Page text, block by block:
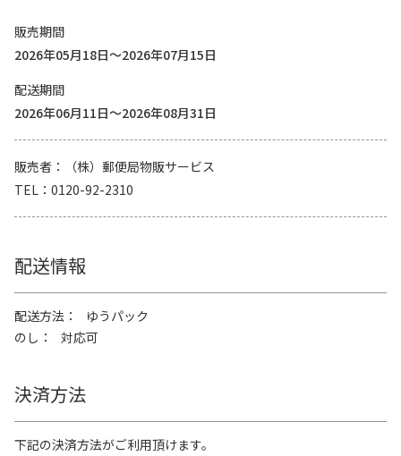
販売期間
2026年05月18日～2026年07月15日
配送期間
2026年06月11日～2026年08月31日
販売者
（株）郵便局物販サービス
TEL
0120-92-2310
配送情報
配送方法
ゆうパック
のし
対応可
決済方法
下記の決済方法がご利用頂けます。